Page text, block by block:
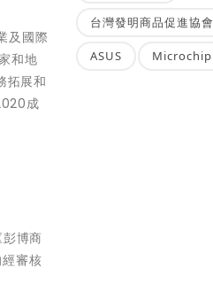
及國際
和地
拓展和
成
博商
審核
台灣發明商品促進協會
ASUS Microchip